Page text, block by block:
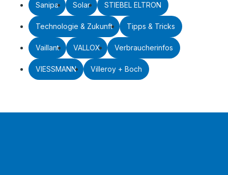
Sanipa Solar STIEBEL ELTRON
Technologie & Zukunft Tipps & Tricks
Vaillant VALLOX Verbraucherinfos
VIESSMANN Villeroy + Boch